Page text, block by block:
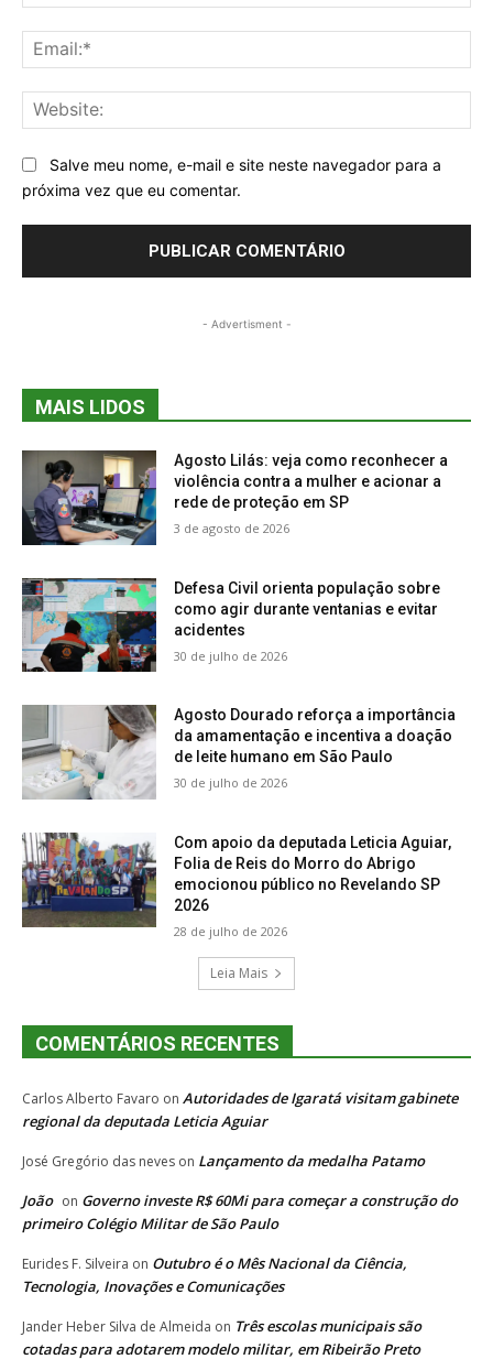
Salve meu nome, e-mail e site neste navegador para a
próxima vez que eu comentar.
- Advertisment -
MAIS LIDOS
Agosto Lilás: veja como reconhecer a
violência contra a mulher e acionar a
rede de proteção em SP
3 de agosto de 2026
Defesa Civil orienta população sobre
como agir durante ventanias e evitar
acidentes
30 de julho de 2026
Agosto Dourado reforça a importância
da amamentação e incentiva a doação
de leite humano em São Paulo
30 de julho de 2026
Com apoio da deputada Leticia Aguiar,
Folia de Reis do Morro do Abrigo
emocionou público no Revelando SP
2026
28 de julho de 2026
Leia Mais
COMENTÁRIOS RECENTES
Carlos Alberto Favaro on Autoridades de Igaratá visitam gabinete
regional da deputada Leticia Aguiar
José Gregório das neves on Lançamento da medalha Patamo
João on Governo investe R$ 60Mi para começar a construção do
primeiro Colégio Militar de São Paulo
Eurides F. Silveira on Outubro é o Mês Nacional da Ciência,
Tecnologia, Inovações e Comunicações
Jander Heber Silva de Almeida on Três escolas municipais são
cotadas para adotarem modelo militar, em Ribeirão Preto